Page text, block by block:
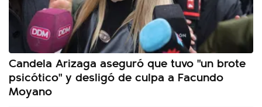
Candela Arizaga aseguró que tuvo "un brote
psicótico" y desligó de culpa a Facundo
Moyano